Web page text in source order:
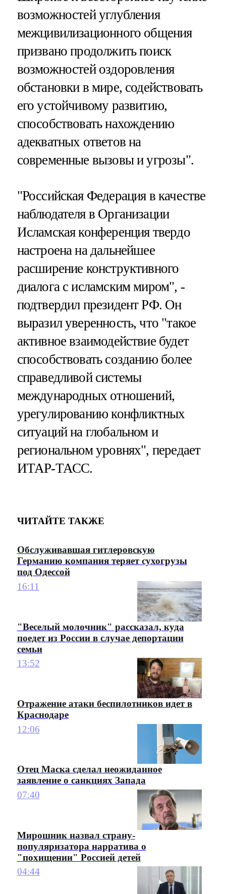
возможностей углубления
межцивилизационного общения
призвано продолжить поиск
возможностей оздоровления
обстановки в мире, содействовать
его устойчивому развитию,
способствовать нахождению
адекватных ответов на
современные вызовы и угрозы".
"Российская Федерация в качестве
наблюдателя в Организации
Исламская конференция твердо
настроена на дальнейшее
расширение конструктивного
диалога с исламским миром", -
подтвердил президент РФ. Он
выразил уверенность, что "такое
активное взаимодействие будет
способствовать созданию более
справедливой системы
международных отношений,
урегулированию конфликтных
ситуаций на глобальном и
региональном уровнях", передает
ИТАР-ТАСС.
ЧИТАЙТЕ ТАКЖЕ
Обслуживавшая гитлеровскую
Германию компания теряет сухогрузы
под Одессой
16:11
"Веселый молочник" рассказал, куда
поедет из России в случае депортации
семьи
13:52
Отражение атаки беспилотников идет в
Краснодаре
12:06
Отец Маска сделал неожиданное
заявление о санкциях Запада
07:40
Мирошник назвал страну-
популяризатора нарратива о
"похищении" Россией детей
04:44